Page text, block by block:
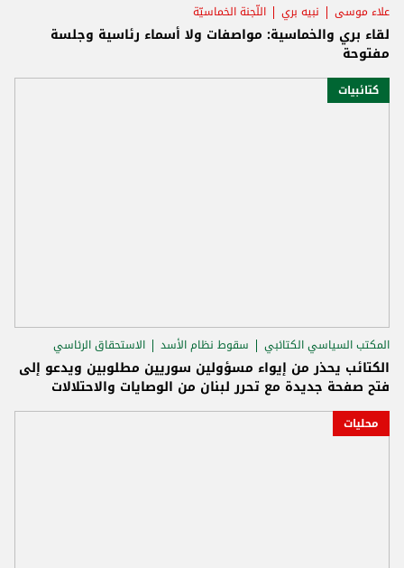
علاء موسى نبيه بري اللّجنة الخماسيّة
لقاء بري والخماسية: مواصفات ولا أسماء رئاسية وجلسة
مفتوحة
كتائبيات
المكتب السياسي الكتائبي سقوط نظام الأسد الاستحقاق الرئاسي
الكتائب يحذر من إيواء مسؤولين سوريين مطلوبين ويدعو إلى
فتح صفحة جديدة مع تحرر لبنان من الوصايات والاحتلالات
محليات